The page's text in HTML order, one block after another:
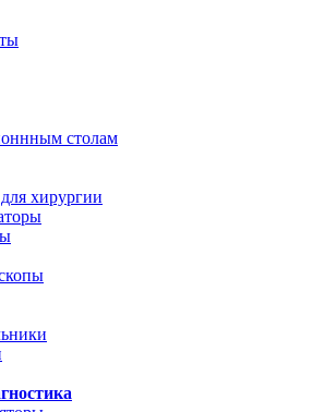
столам
хирургии